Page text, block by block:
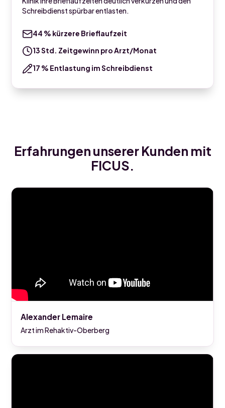
Schreibdienst spürbar entlasten.
44 % kürzere Brieflaufzeit
13 Std. Zeitgewinn pro Arzt/Monat
17 % Entlastung im Schreibdienst
Erfahrungen unserer Kunden mit
FICUS.
Alexander Lemaire
Arzt im Rehaktiv-Oberberg